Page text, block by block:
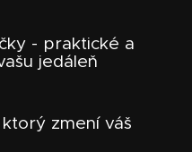
- praktické a
jedáleň
zmení váš